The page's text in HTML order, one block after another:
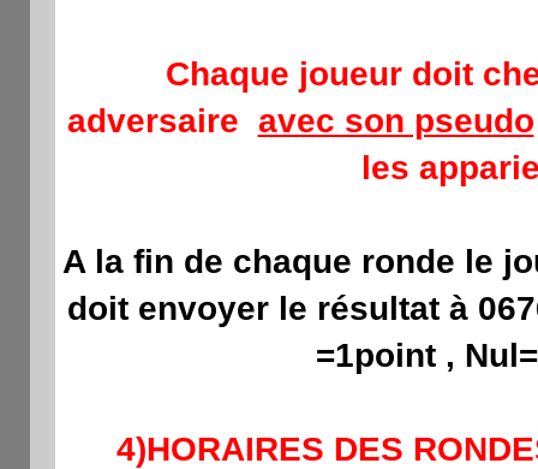
Chaque joueur doit
adversaire avec son pseudo
les
A la fin de chaque ronde le
doit envoyer le résultat à
=1point ,
4)HORAIRES DES